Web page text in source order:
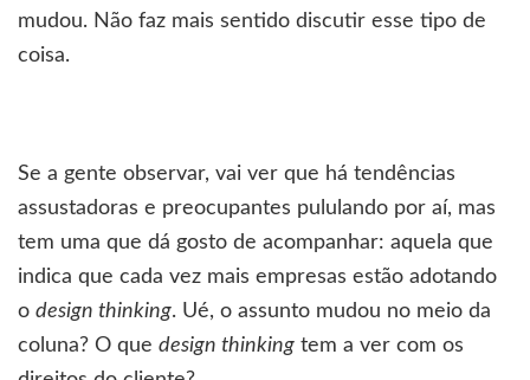
mudou. Não faz mais sentido discutir esse tipo de
coisa.
Se a gente observar, vai ver que há tendências
assustadoras e preocupantes pululando por aí, mas
tem uma que dá gosto de acompanhar: aquela que
indica que cada vez mais empresas estão adotando
o design thinking. Ué, o assunto mudou no meio da
coluna? O que design thinking tem a ver com os